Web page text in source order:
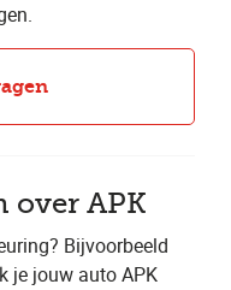
over APK
Bijvoorbeeld
je jouw auto APK